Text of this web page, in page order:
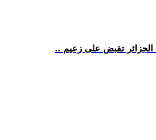
الجزائر تقبض على زعيم